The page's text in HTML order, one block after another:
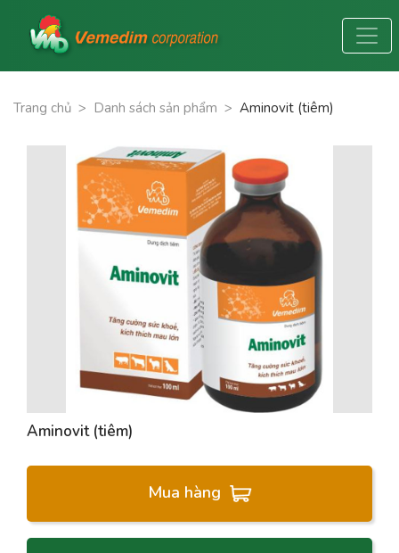
Trang chủ > Danh sách sản phẩm > Aminovit (tiêm)
Aminovit (tiêm)
Mua hàng